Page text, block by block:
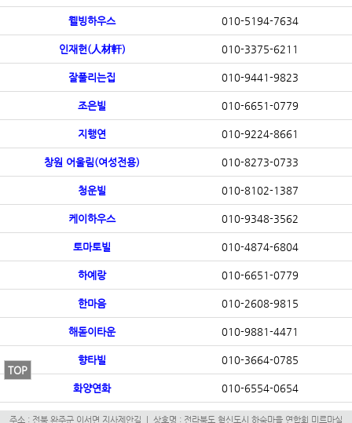
웰빙하우스 010-5194-7634
인재헌(人材軒) 010-3375-6211
잘풀리는집 010-9441-9823
조은빌 010-6651-0779
지행연 010-9224-8661
창원 어울림(여성전용) 010-8273-0733
청운빌 010-8102-1387
케이하우스 010-9348-3562
토마토빌 010-4874-6804
하예랑 010-6651-0779
한마음 010-2608-9815
해돋이타운 010-9881-4471
향타빌 010-3664-0785
화양연화 010-6554-0654
주소 : 전북 완주군 이서면 지사제안길 | 상호명 : 전라북도 혁신도시 하숙마을 연합회 미르마실
TOP